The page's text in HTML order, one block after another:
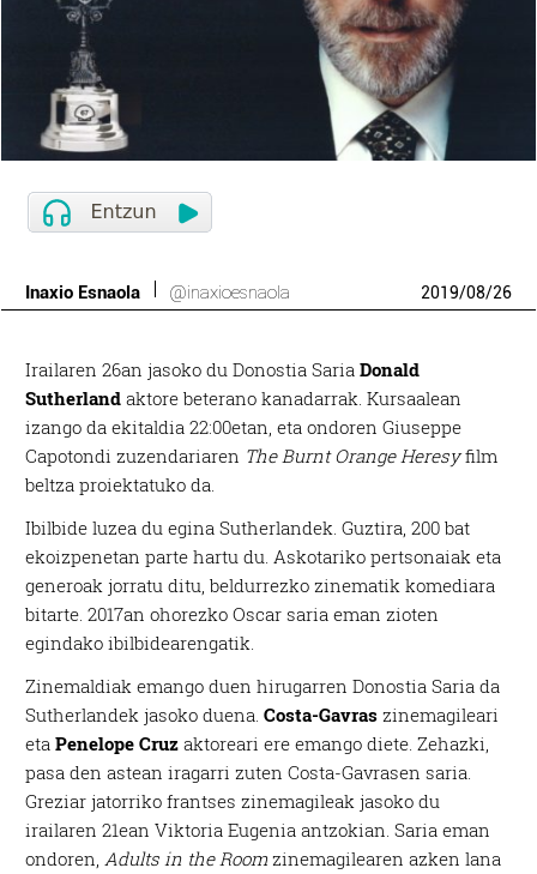
Inaxio Esnaola @inaxioesnaola 2019/08/26
Irailaren 26an jasoko du Donostia SariaDonald
Sutherland aktore beterano kanadarrak. Kursaalean
izango da ekitaldia 22:00etan, eta ondoren Giuseppe
Capotondi zuzendariaren The Burnt Orange Heresyfilm
beltza proiektatuko da.
Ibilbide luzea du egina Sutherlandek. Guztira, 200 bat
ekoizpenetan parte hartu du. Askotariko pertsonaiak eta
generoak jorratu ditu, beldurrezko zinematik komediara
bitarte. 2017an ohorezko Oscar saria eman zioten
egindako ibilbidearengatik.
Zinemaldiak emango duen hirugarren Donostia Saria da
Sutherlandek jasoko duena.Costa-Gavras zinemagileari
etaPenelope Cruz aktoreari ere emango diete. Zehazki,
pasa den astean iragarri zuten Costa-Gavrasen saria.
Greziar jatorriko frantses zinemagileak jasoko du
irailaren 21ean Viktoria Eugenia antzokian. Saria eman
ondoren,Adults in the Room zinemagilearen azken lana